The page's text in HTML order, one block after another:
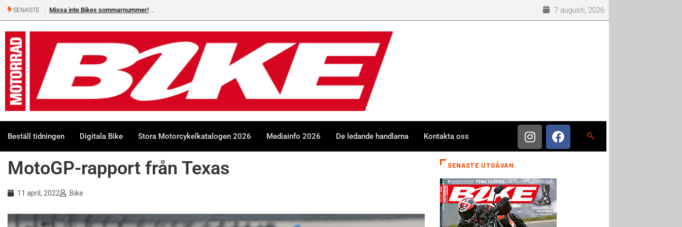
SENASTEMissa inte Bikes sommarnummer! Shelby Turner, klar för GGN 7 augusti, 2026
Beställ tidningen Digitala Bike Stora Motorcykelkatalogen 2026 Mediainfo 2026 De ledande handlarna Kontakta oss
MotoGP-rapport från Texas
11 april, 2022 Bike
SENASTE UTGÅVAN